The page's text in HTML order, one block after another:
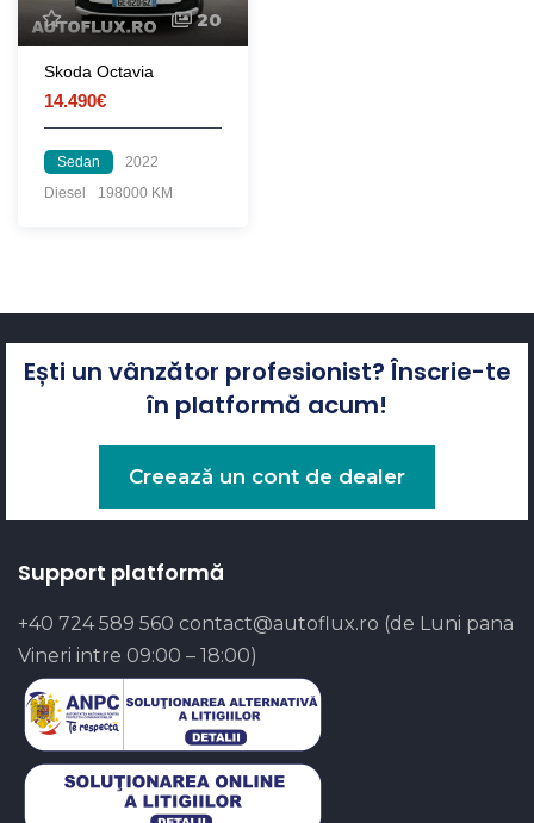
20
Skoda Octavia
14.490€
Sedan
2022
Diesel
198000 KM
Ești un vânzător profesionist? Înscrie-te
în platformă acum!
Creează un cont de dealer
Support platformă
+40 724 589 560 contact@autoflux.ro (de Luni pana
Vineri intre 09:00 – 18:00)